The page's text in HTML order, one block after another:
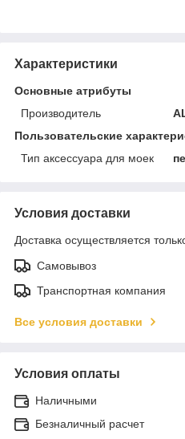
Характеристики
Основные атрибуты
Производитель
Пользовательские
Тип аксессуара для моек
Условия доставки
Доставка осуществляется
Самовывоз
Транспортная компания
Все условия доставки
Условия оплаты
Наличными
Безналичный расчет